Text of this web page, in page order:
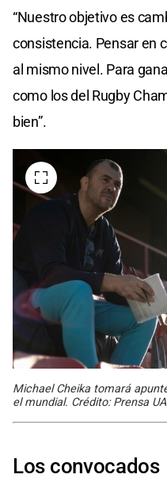
“Nuestro objetivo es
consistencia. Pensar en
al mismo nivel. Para
como los del Rugby
bien”.
Michael Cheika tomará
el mundial. Crédito: Prensa
Los convocados